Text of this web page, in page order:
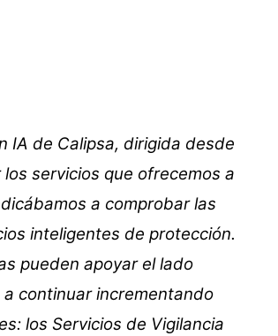
IA de Calipsa, dirigida desde
servicios que ofrecemos a
a comprobar las
inteligentes de protección.
pueden apoyar el lado
continuar incrementando
los Servicios de Vigilancia